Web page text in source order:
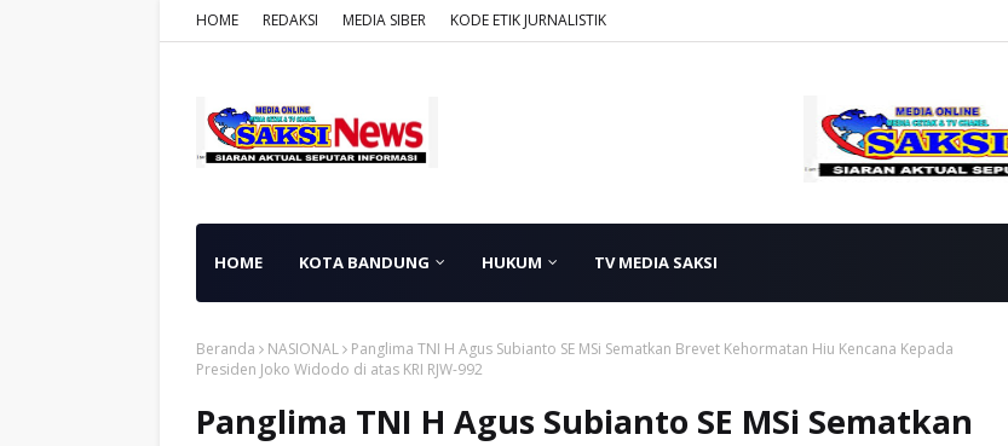
HOME REDAKSI MEDIA SIBER KODE ETIK JURNALISTIK
HOME KOTA BANDUNG HUKUM TV MEDIA SAKSI
Beranda NASIONAL
Panglima TNI H Agus Subianto SE MSi Sematkan Brevet Kehormatan Hiu Kencana Kepada
Presiden Joko Widodo di atas KRI RJW-992
Panglima TNI H Agus Subianto SE MSi Sematkan